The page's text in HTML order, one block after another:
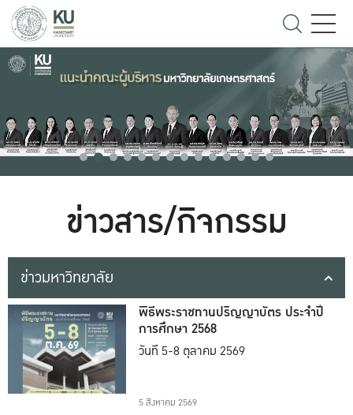
ข่าวสาร/กิจกรรม
ข่าวมหาวิทยาลัย
พิธีพระราชทานปริญญาบัตร ประจำปี
การศึกษา 2568
วันที่ 5-8 ตุลาคม 2569
5 สิงหาคม 2569